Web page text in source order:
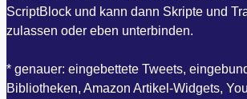
ScriptBlock und kann dann Skripte und
zulassen oder eben unterbinden.
* genauer: eingebettete Tweets,
Bibliotheken, Amazon Artikel-Widgets,